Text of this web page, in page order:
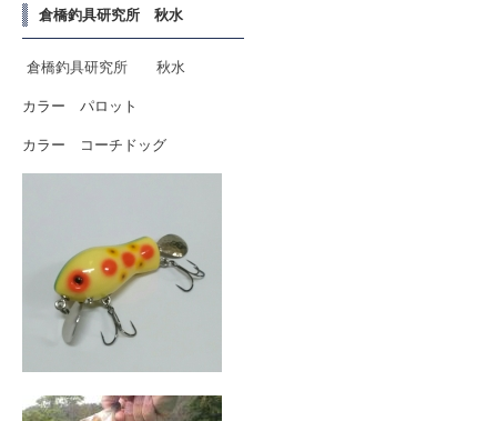
倉橋釣具研究所 秋水
倉橋釣具研究所 秋水
カラー パロット
カラー コーチドッグ